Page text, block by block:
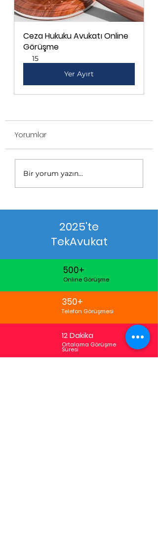
Ceza Hukuku Avukatı Online
Görüşme
15
Yer Ayırt
Yorumlar
Bir yorum yazın...
2025'te
TekAvukat
500+
Online Görüşme
350+
Telefon Görüşmesi
12 Dakika
Ortalama Görüşme
Süresi